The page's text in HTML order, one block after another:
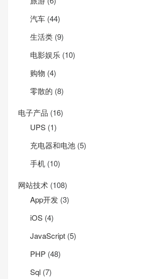
汽车 (44)
生活类 (9)
电影娱乐 (10)
购物 (4)
零散的 (8)
电子产品 (16)
UPS (1)
充电器和电池 (5)
手机 (10)
网站技术 (108)
App开发 (3)
iOS (4)
JavaScript (5)
PHP (48)
Sql (7)